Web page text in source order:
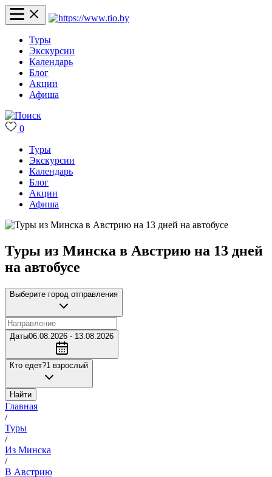
Туры
Экскурсии
Календарь
Блог
Акции
Афиша
0
Туры
Экскурсии
Календарь
Блог
Акции
Афиша
Туры из Минска в Австрию на 13 дней
на автобусе
Выберите город отправления
Даты06.08.2026 - 13.08.2026
Кто едет?1 взрослый
Найти
Главная
/
Туры
/
Из Минска
/
В Австрию